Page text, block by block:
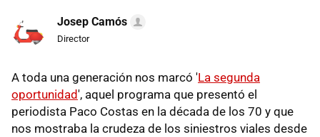
Josep Camós
Director
A toda una generación nos marcó 'La segunda
oportunidad', aquel programa que presentó el
periodista Paco Costas en la década de los 70 y que
nos mostraba la crudeza de los siniestros viales desde